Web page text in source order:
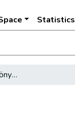
Statistics
Fokozódó érdeklődés könyvek iránt